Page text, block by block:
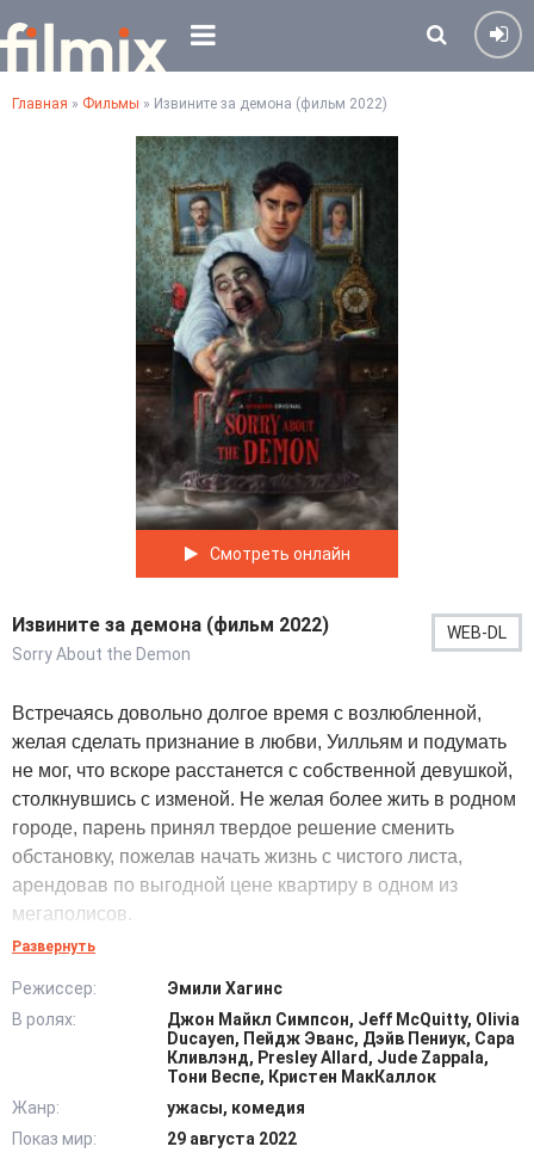
Главная » Фильмы » Извините за демона (фильм 2022)
Смотреть онлайн
Извините за демона (фильм 2022)
Sorry About the Demon
WEB-DL
Встречаясь довольно долгое время с возлюбленной,
желая сделать признание в любви, Уилльям и подумать
не мог, что вскоре расстанется с собственной девушкой,
столкнувшись с изменой. Не желая более жить в родном
городе, парень принял твердое решение сменить
обстановку, пожелав начать жизнь с чистого листа,
арендовав по выгодной цене квартиру в одном из
мегаполисов.
он и подумать не смел, что столкнется с проявлением
сверхъестественных событий, всерьез напугавших его.
Осознав, что жизнь в квартире течет своим ходом, Билл
нашел следы пребывания демона рядом с ним, поняв,
что дела обрели совершенно печальный исход. Желая
избавиться от гостя из преисподней, попавший в
Развернуть
Режиссер:
Эмили Хагинс
В ролях:
Джон Майкл Симпсон, Jeff McQuitty, Olivia
Ducayen, Пейдж Эванс, Дэйв Пениук, Сара
Кливлэнд, Presley Allard, Jude Zappala,
Тони Веспе, Кристен МакКаллок
Жанр:
ужасы, комедия
Показ мир:
29 августа 2022